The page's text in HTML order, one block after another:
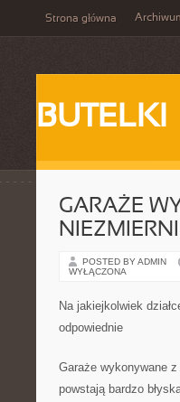
Strona główna
BUTELKI
GARAŻE
POSTED BY ADMIN
WYŁĄCZONA
Na jakiejkolwiek
odpowiednie
Garaże wykonywane
powstają bardzo